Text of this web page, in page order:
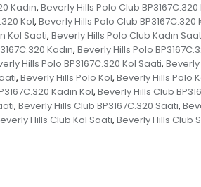
Kadın, Beverly Hills Polo Club BP3167C.320
Kol, Beverly Hills Polo Club BP3167C.320
Kol Saati, Beverly Hills Polo Club Kadın
Kadın, Beverly Hills Polo
Hills Polo BP3167C.320 Kol Saati, Beverly
, Beverly Hills Polo Kol, Beverly Hills Polo
Kadın Kol, Beverly Hills Club
, Beverly Hills Club BP3167C.320 Saati,
Hills Club Kol Saati, Beverly Hills Club